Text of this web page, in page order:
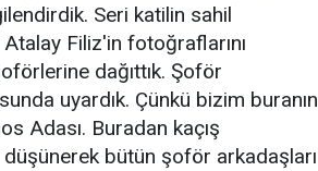
Seri katilin sahil
Atalay Filiz'in fotoğraflarını
dağıttık. Şoför
uyardık. Çünkü bizim buranın
Adası. Buradan kaçış
düşünerek bütün şoför arkadaşları